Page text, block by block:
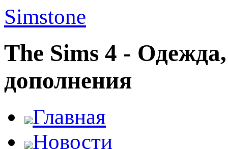
Simstone
The Sims 4 -
дополнения
Главная
Новости